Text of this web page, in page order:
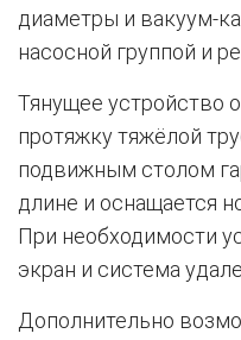
диаметры и вакуум-
насосной группой и
Тянущее устройство
протяжку тяжёлой
подвижным столом
длине и оснащается
При необходимости
экран и система
Дополнительно